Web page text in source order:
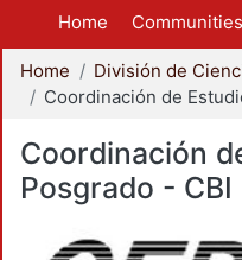
Home
Home
Coordinación
Posgrado - CBI